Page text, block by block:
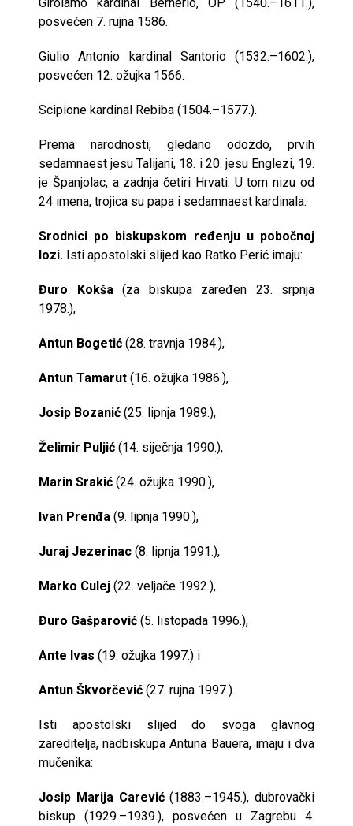
posvećen 7. rujna 1586.
Giulio Antonio kardinal Santorio (1532.–1602.),
posvećen 12. ožujka 1566.
Scipione kardinal Rebiba (1504.–1577.).
Prema narodnosti, gledano odozdo, prvih
sedamnaest jesu Talijani, 18. i 20. jesu Englezi, 19.
je Španjolac, a zadnja četiri Hrvati. U tom nizu od
24 imena, trojica su papa i sedamnaest kardinala.
Srodnici po biskupskom ređenju u pobočnoj
lozi. Isti apostolski slijed kao Ratko Perić imaju:
Đuro Kokša(za biskupa zaređen 23. srpnja
1978.),
Antun Bogetić (28. travnja 1984.),
Antun Tamarut (16. ožujka 1986.),
Josip Bozanić (25. lipnja 1989.),
Želimir Puljić (14. siječnja 1990.),
Marin Srakić (24. ožujka 1990.),
Ivan Prenđa (9. lipnja 1990.),
Juraj Jezerinac (8. lipnja 1991.),
Marko Culej (22. veljače 1992.),
Đuro Gašparović (5. listopada 1996.),
Ante Ivas (19. ožujka 1997.) i
Antun Škvorčević (27. rujna 1997.).
Isti apostolski slijed do svoga glavnog
zareditelja, nadbiskupa Antuna Bauera, imaju i dva
mučenika:
Josip Marija Carević(1883.–1945.), dubrovački
biskup (1929.–1939.), posvećen u Zagrebu 4.